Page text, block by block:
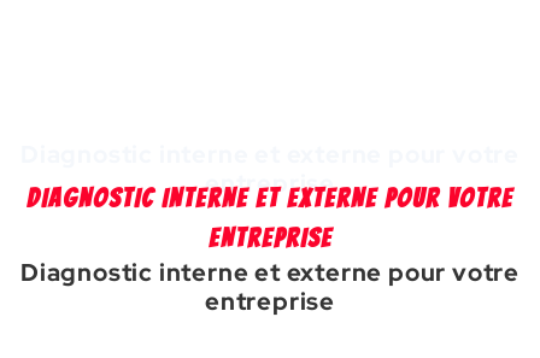
entreprise
DIAGNOSTIC INTERNE ET EXTERNE POUR VOTRE
ENTREPRISE
Diagnostic interne et externe pour votre
entreprise